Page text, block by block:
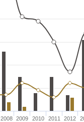
2008 2009 2010 2011 2012